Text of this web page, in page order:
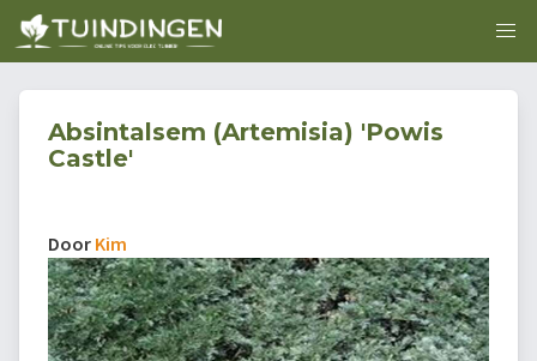
Absintalsem (Artemisia) 'Powis
Castle'
Door Kim